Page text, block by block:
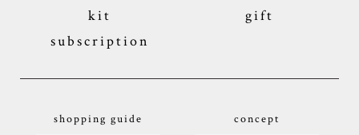
kit
gift
subscription
shopping guide concept